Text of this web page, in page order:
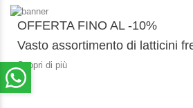
OFFERTA FINO AL -10%
Vasto assortimento di latticini
Scopri di più